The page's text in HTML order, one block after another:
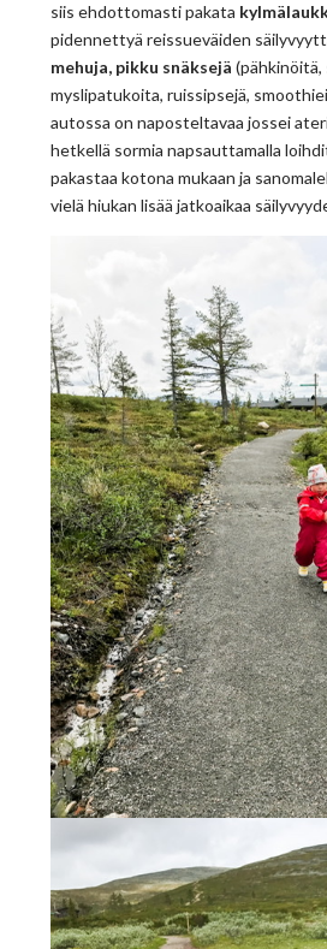
siis ehdottomasti pakata
pidennettyä reissueväiden
mehuja, pikku snäksejä (pähkinöitä,
myslipatukoita, ruissipsejä,
autossa on naposteltavaa jossei
hetkellä sormia napsauttamalla
pakastaa kotona mukaan ja
vielä hiukan lisää jatkoaikaa